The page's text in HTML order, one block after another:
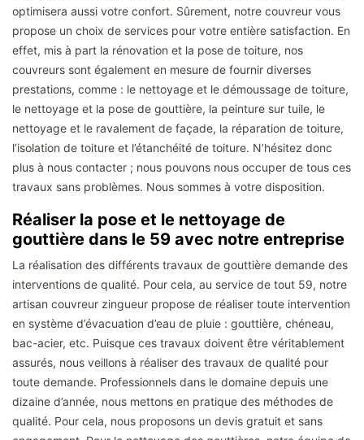
optimisera aussi votre confort. Sûrement, notre couvreur vous
propose un choix de services pour votre entière satisfaction. En
effet, mis à part la rénovation et la pose de toiture, nos
couvreurs sont également en mesure de fournir diverses
prestations, comme : le nettoyage et le démoussage de toiture,
le nettoyage et la pose de gouttière, la peinture sur tuile, le
nettoyage et le ravalement de façade, la réparation de toiture,
l’isolation de toiture et l’étanchéité de toiture. N’hésitez donc
plus à nous contacter ; nous pouvons nous occuper de tous ces
travaux sans problèmes. Nous sommes à votre disposition.
Réaliser la pose et le nettoyage de
gouttière dans le 59 avec notre entreprise
La réalisation des différents travaux de gouttière demande des
interventions de qualité. Pour cela, au service de tout 59, notre
artisan couvreur zingueur propose de réaliser toute intervention
en système d’évacuation d’eau de pluie : gouttière, chéneau,
bac-acier, etc. Puisque ces travaux doivent être véritablement
assurés, nous veillons à réaliser des travaux de qualité pour
toute demande. Professionnels dans le domaine depuis une
dizaine d’année, nous mettons en pratique des méthodes de
qualité. Pour cela, nous proposons un devis gratuit et sans